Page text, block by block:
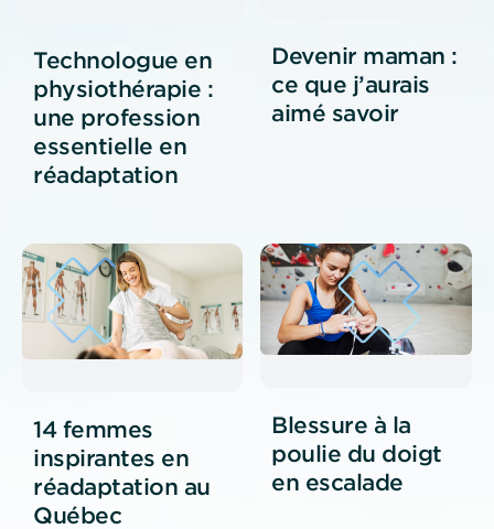
Technologue en
physiothérapie :
une profession
essentielle en
réadaptation
Devenir maman :
ce que j’aurais
aimé savoir
14 femmes
inspirantes en
réadaptation au
Québec
Blessure à la
poulie du doigt
en escalade